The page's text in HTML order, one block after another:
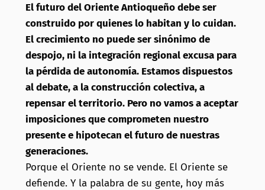
El futuro del Oriente Antioqueño debe ser
construido por quienes lo habitan y lo cuidan.
El crecimiento no puede ser sinónimo de
despojo, ni la integración regional excusa para
la pérdida de autonomía. Estamos dispuestos
al debate, a la construcción colectiva, a
repensar el territorio. Pero no vamos a aceptar
imposiciones que comprometen nuestro
presente e hipotecan el futuro de nuestras
generaciones.
Porque el Oriente no se vende. El Oriente se
defiende. Y la palabra de su gente, hoy más